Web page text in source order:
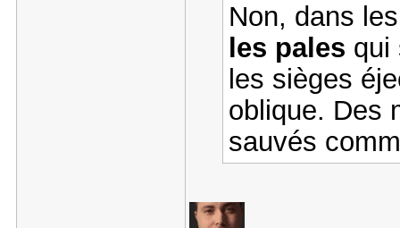
Non, dans
les pales qui
les sièges
oblique. Des
sauvés